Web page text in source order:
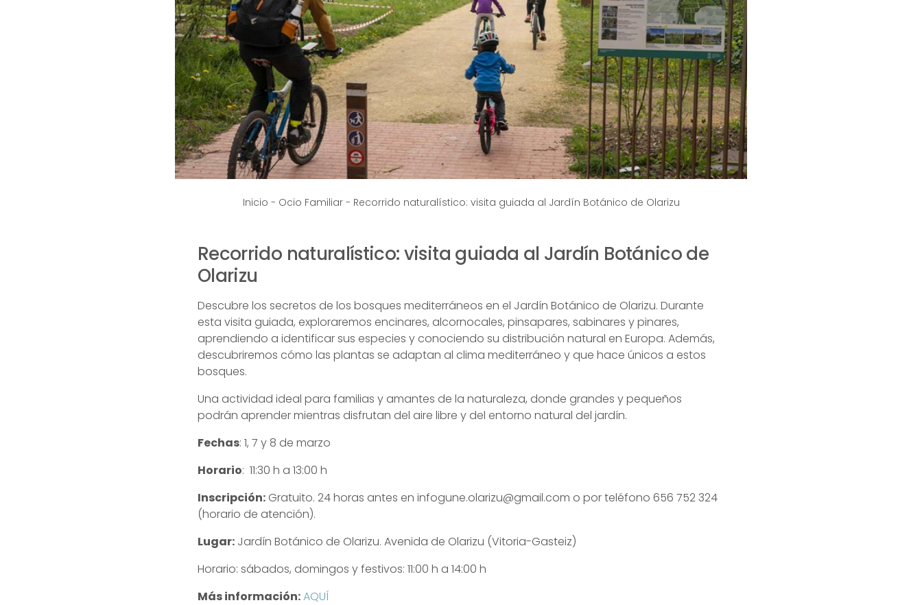
Inicio - Ocio Familiar- Recorrido naturalístico: visita guiada al Jardín Botánico de Olarizu
Recorrido naturalístico: visita guiada al Jardín Botánico de
Olarizu
Descubre los secretos de los bosques mediterráneos en el Jardín Botánico de Olarizu. Durante
esta visita guiada, exploraremos encinares, alcornocales, pinsapares, sabinares y pinares,
aprendiendo a identificar sus especies y conociendo su distribución natural en Europa. Además,
descubriremos cómo las plantas se adaptan al clima mediterráneo y que hace únicos a estos
bosques.
Una actividad ideal para familias y amantes de la naturaleza, donde grandes y pequeños
podrán aprender mientras disfrutan del aire libre y del entorno natural del jardín.
Fechas: 1, 7 y 8 de marzo
Horario: 11:30 h a 13:00 h
Inscripción: Gratuito. 24 horas antes en infogune.olarizu@gmail.com o por teléfono 656 752 324
(horario de atención).
Lugar: Jardín Botánico de Olarizu. Avenida de Olarizu (Vitoria-Gasteiz)
Horario: sábados, domingos y festivos: 11:00 h a 14:00 h
Más información:AQUÍ